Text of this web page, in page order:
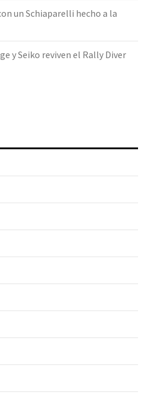
un Schiaparelli hecho a la
y Seiko reviven el Rally Diver